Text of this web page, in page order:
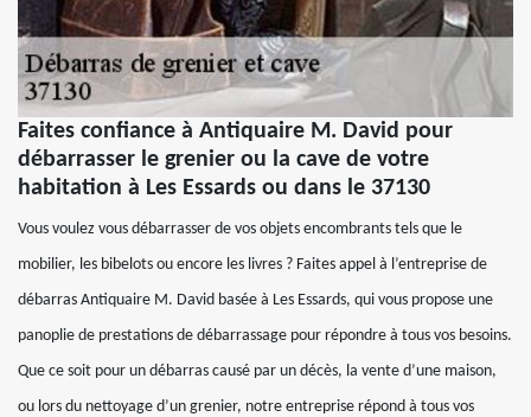
Faites confiance à Antiquaire M. David pour
débarrasser le grenier ou la cave de votre
habitation à Les Essards ou dans le 37130
Vous voulez vous débarrasser de vos objets encombrants tels que le
mobilier, les bibelots ou encore les livres ? Faites appel à l’entreprise de
débarras Antiquaire M. David basée à Les Essards, qui vous propose une
panoplie de prestations de débarrassage pour répondre à tous vos besoins.
Que ce soit pour un débarras causé par un décès, la vente d’une maison,
ou lors du nettoyage d’un grenier, notre entreprise répond à tous vos